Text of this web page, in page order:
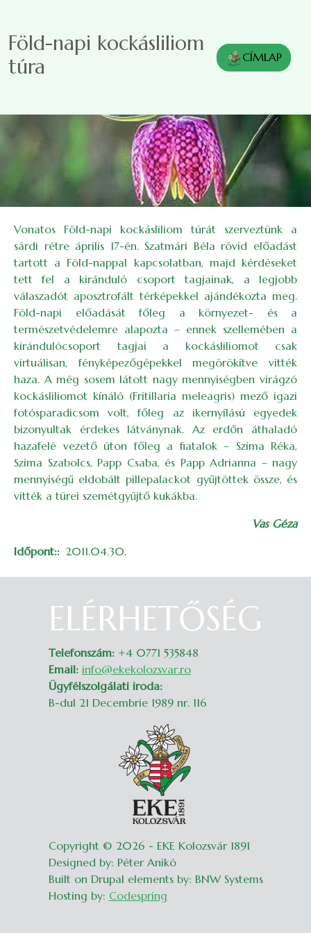
Föld-napi kockásliliom
túra
CÍMLAP
Vonatos Föld-napi kockásliliom túrát szerveztünk a
sárdi rétre április 17-én. Szatmári Béla rövid előadást
tartott a Föld-nappal kapcsolatban, majd kérdéseket
tett fel a kiránduló csoport tagjainak, a legjobb
válaszadót aposztrofált térképekkel ajándékozta meg.
Föld-napi előadását főleg a környezet- és a
természetvédelemre alapozta – ennek szellemében a
kirándulócsoport tagjai a kockásliliomot csak
virtuálisan, fényképezőgépekkel megörökítve vitték
haza. A még sosem látott nagy mennyiségben virágzó
kockásliliomot kínáló (Fritillaria meleagris) mező igazi
fotósparadicsom volt, főleg az ikernyílású egyedek
bizonyultak érdekes látványnak. Az erdőn áthaladó
hazafelé vezető úton főleg a fiatalok – Szima Réka,
Szima Szabolcs, Papp Csaba, és Papp Adrianna – nagy
mennyiségű eldobált pillepalackot gyűjtöttek össze, és
vitték a türei szemétgyűjtő kukákba.
Vas Géza
Időpont:
2011.04.30.
ELÉRHETŐSÉG
Telefonszám: +4 0771 535848
Email: info@ekekolozsvar.ro
Ügyfélszolgálati iroda:
B-dul 21 Decembrie 1989 nr. 116
Copyright © 2026 - EKE Kolozsvár 1891
Designed by: Péter Anikó
Built on Drupal elements by: BNW Systems
Hosting by: Codespring